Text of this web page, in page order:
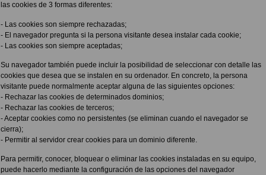
las cookies de 3 formas diferentes:
- Las cookies son siempre rechazadas;
- El navegador pregunta si la persona visitante desea instalar cada cookie;
- Las cookies son siempre aceptadas;
Su navegador también puede incluir la posibilidad de seleccionar con detalle las
cookies que desea que se instalen en su ordenador. En concreto, la persona
visitante puede normalmente aceptar alguna de las siguientes opciones:
- Rechazar las cookies de determinados dominios;
- Rechazar las cookies de terceros;
- Aceptar cookies como no persistentes (se eliminan cuando el navegador se
cierra);
- Permitir al servidor crear cookies para un dominio diferente.
Para permitir, conocer, bloquear o eliminar las cookies instaladas en su equipo,
puede hacerlo mediante la configuración de las opciones del navegador